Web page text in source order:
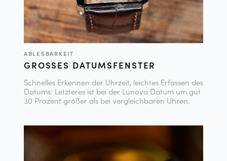
ABLESBARKEIT
GROSSES DATUMSFENSTER
Schnelles Erkennen der Uhrzeit, leichtes Erfassen des
Datums: Letzteres ist bei der Lunova Datum um gut
30 Prozent größer als bei vergleichbaren Uhren.